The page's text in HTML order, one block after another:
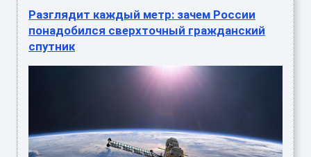
Разглядит каждый метр: зачем России
понадобился сверхточный гражданский
спутник